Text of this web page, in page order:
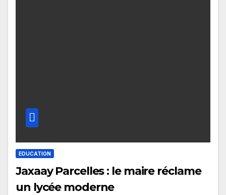
EDUCATION
Jaxaay Parcelles : le maire réclame
un lycée moderne